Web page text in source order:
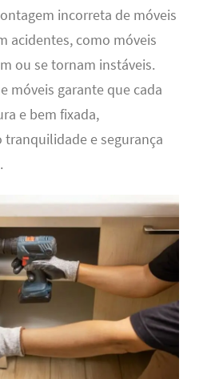
incorreta de móveis
acidentes, como móveis
ou se tornam instáveis.
móveis garante que cada
e bem fixada,
e segurança